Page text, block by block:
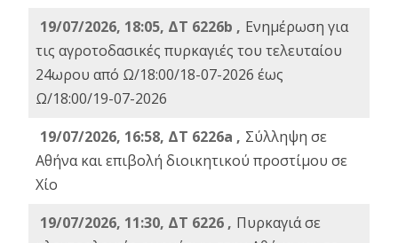
19/07/2026, 18:05, ΔΤ 6226b , Ενημέρωση για
τις αγροτοδασικές πυρκαγιές του τελευταίου
24ωρου από Ω/18:00/18-07-2026 έως
Ω/18:00/19-07-2026
19/07/2026, 16:58, ΔΤ 6226a , Σύλληψη σε
Αθήνα και επιβολή διοικητικού προστίμου σε
Χίο
19/07/2026, 11:30, ΔΤ 6226 , Πυρκαγιά σε